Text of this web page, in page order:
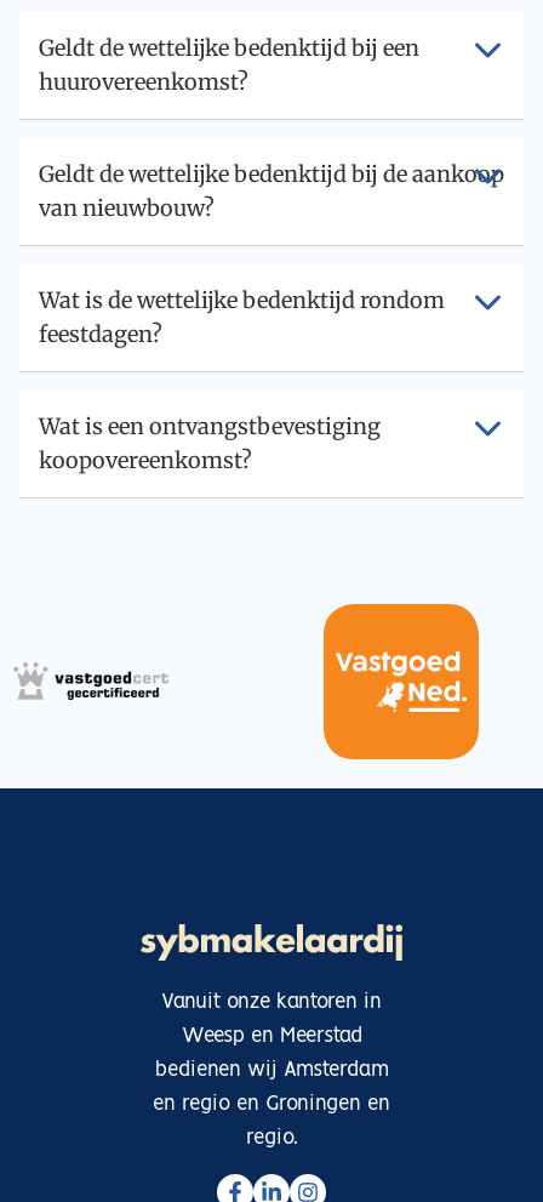
Geldt de wettelijke bedenktijd bij een
huurovereenkomst?
Geldt de wettelijke bedenktijd bij de aankoop
van nieuwbouw?
Wat is de wettelijke bedenktijd rondom
feestdagen?
Wat is een ontvangstbevestiging
koopovereenkomst?
Vanuit onze kantoren in
Weesp en Meerstad
bedienen wij Amsterdam
en regio en Groningen en
regio.